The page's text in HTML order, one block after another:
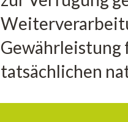
Gewährleistung
tatsächlichen